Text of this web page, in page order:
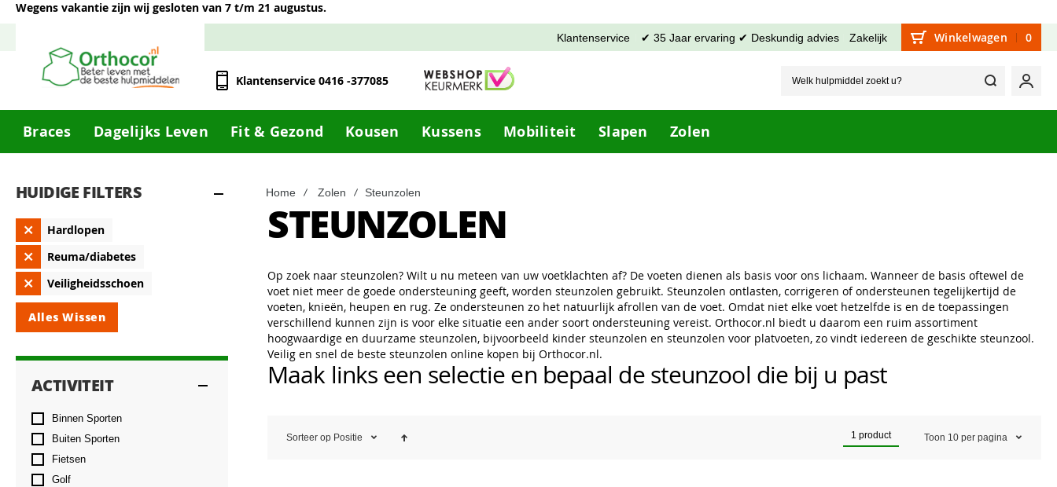
Wegens vakantie zijn wij gesloten van 7 t/m 21 augustus.
Klantenservice ✔ 35 Jaar ervaring ✔ Deskundig advies Zakelijk Winkelwagen 0
Klantenservice 0416 -377085 Welk
Mijn
Braces Dagelijks Leven Fit & Gezond Kousen Kussens Mobiliteit Slapen Zolen
Home Zolen Steunzolen
STEUNZOLEN
Op zoek naar steunzolen? Wilt u nu meteen van uw voetklachten af? De voeten dienen als basis voor ons lichaam. Wanneer de basis oftewel de
voet niet meer de goede ondersteuning geeft, worden steunzolen gebruikt. Steunzolen ontlasten, corrigeren of ondersteunen tegelijkertijd de
voeten, knieën, heupen en rug. Ze ondersteunen zo het natuurlijk afrollen van de voet. Omdat niet elke voet hetzelfde is en de toepassingen
verschillend kunnen zijn is voor elke situatie een ander soort ondersteuning vereist. Orthocor.nl biedt u daarom een ruim assortiment
hoogwaardige en duurzame steunzolen, bijvoorbeeld kinder steunzolen en steunzolen voor platvoeten, zo vindt iedereen de geschikte steunzool.
Veilig en snel de beste steunzolen online kopen bij Orthocor.nl.
Maak links een selectie en bepaal de steunzool die bij u past
Sorteer op Positie 1 product Toon 10 per pagina
HUIDIGE FILTERS
Hardlopen
Verwijder
dit
artikel
Reuma/diabetes
Verwijder
dit
artikel
Veiligheidsschoen
Verwijder
dit
artikel
Alles Wissen
ACTIVITEIT
Binnen Sporten
Buiten Sporten
Fietsen
Golf